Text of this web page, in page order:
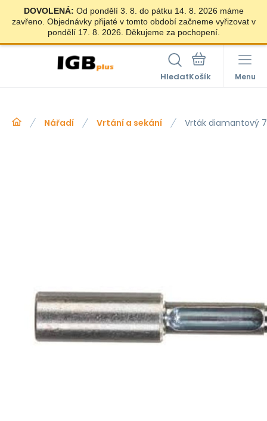
DOVOLENÁ: Od pondělí 3. 8. do pátku 14. 8. 2026 máme
zavřeno. Objednávky přijaté v tomto období začneme vyřizovat v
pondělí 17. 8. 2026. Děkujeme za pochopení.
Hledat Menu
Nářadí Vrtání a sekání Vrták diamantový 7